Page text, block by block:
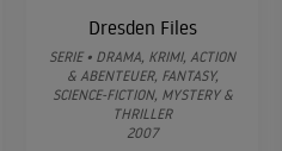
Dresden Files
SERIE • DRAMA, KRIMI, ACTION
& ABENTEUER, FANTASY,
SCIENCE-FICTION, MYSTERY &
THRILLER
2007